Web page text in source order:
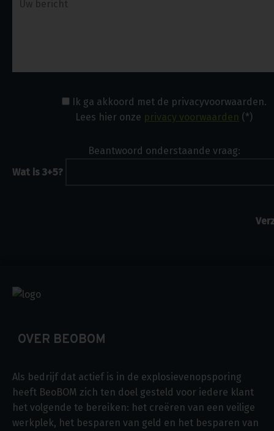
Ik ga akkoord met de privacyvoorwaarden.
Lees hier onze privacy voorwaarden (*)
Beantwoord onderstaande vraag:
Wat is 3+5?
OVER BEOBOM
Als bedrijf dat actief is in de explosievenopsporing
heeft BeoBOM zich ten doel gesteld voor iedere klant
het volgende te bereiken: het creëren van een veilige
werkplek, het besparen van geld en het besparen van